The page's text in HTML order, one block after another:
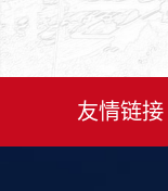
友情链接